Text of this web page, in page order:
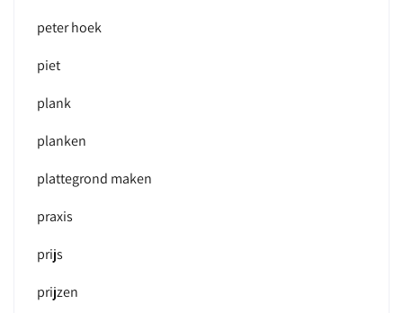
peter hoek
piet
plank
planken
plattegrond maken
praxis
prijs
prijzen